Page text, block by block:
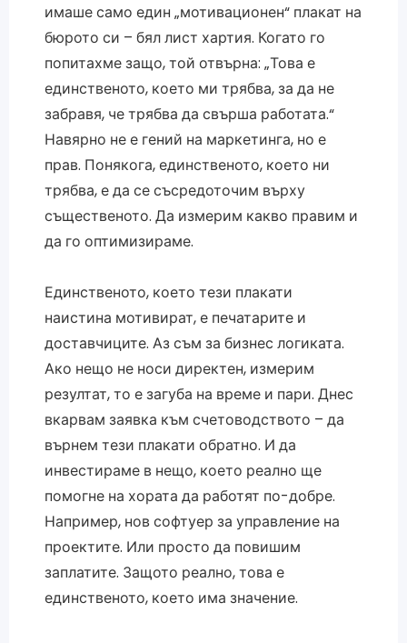
имаше само един „мотивационен“ плакат на
бюрото си – бял лист хартия. Когато го
попитахме защо, той отвърна: „Това е
единственото, което ми трябва, за да не
забравя, че трябва да свърша работата.“
Навярно не е гений на маркетинга, но е
прав. Понякога, единственото, което ни
трябва, е да се съсредоточим върху
същественото. Да измерим какво правим и
да го оптимизираме.
Единственото, което тези плакати
наистина мотивират, е печатарите и
доставчиците. Аз съм за бизнес логиката.
Ако нещо не носи директен, измерим
резултат, то е загуба на време и пари. Днес
вкарвам заявка към счетоводството – да
върнем тези плакати обратно. И да
инвестираме в нещо, което реално ще
помогне на хората да работят по-добре.
Например, нов софтуер за управление на
проектите. Или просто да повишим
заплатите. Защото реално, това е
единственото, което има значение.